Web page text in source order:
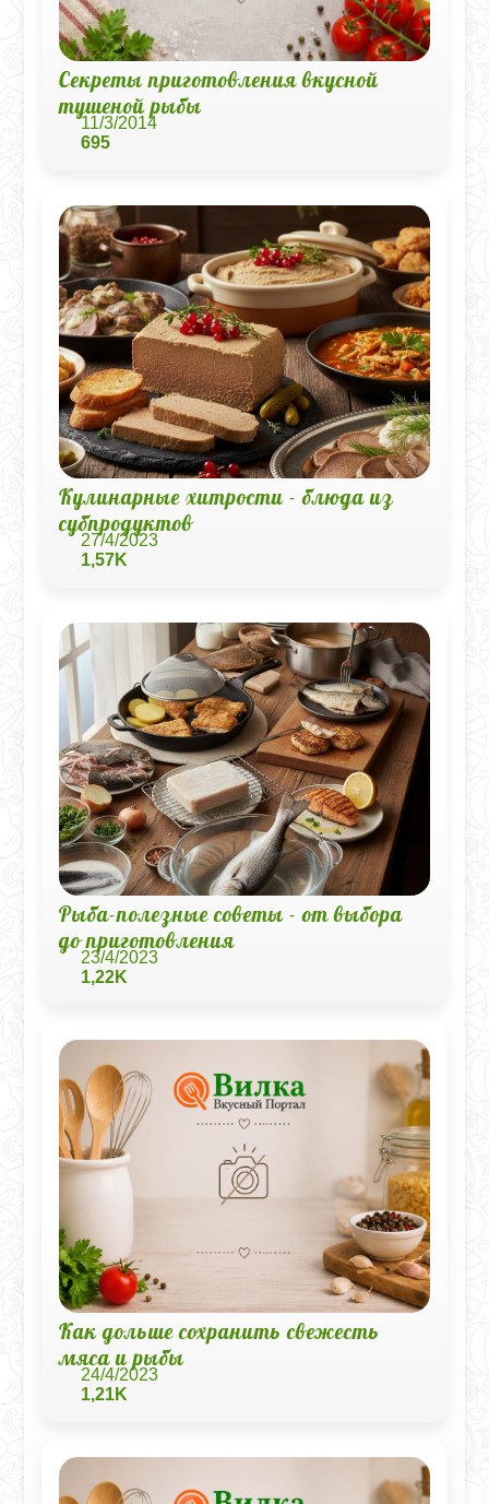
Секреты приготовления вкусной
тушеной рыбы
11/3/2014
695
Кулинарные хитрости - блюда из
субпродуктов
27/4/2023
1,57K
Рыба-полезные советы - от выбора
до приготовления
23/4/2023
1,22K
Как дольше сохранить свежесть
мяса и рыбы
24/4/2023
1,21K